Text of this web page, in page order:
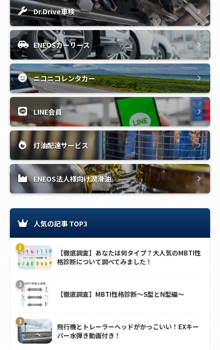
Dr.Drive車検
ENEOSカーリース
ニコニコレンタカー
LINE会員
灯油配達サービス
ENEOS法人様向け潤滑油
人気の記事 TOP3
【徹底調査】あなたは何タイプ？大人気のMBTI性
格診断について調べてみました！
【徹底調査】MBTI性格診断～S型とN型編～
飛行機とトレーラーヘッドがかっこいい！EXキー
パー水弾き動画付き！